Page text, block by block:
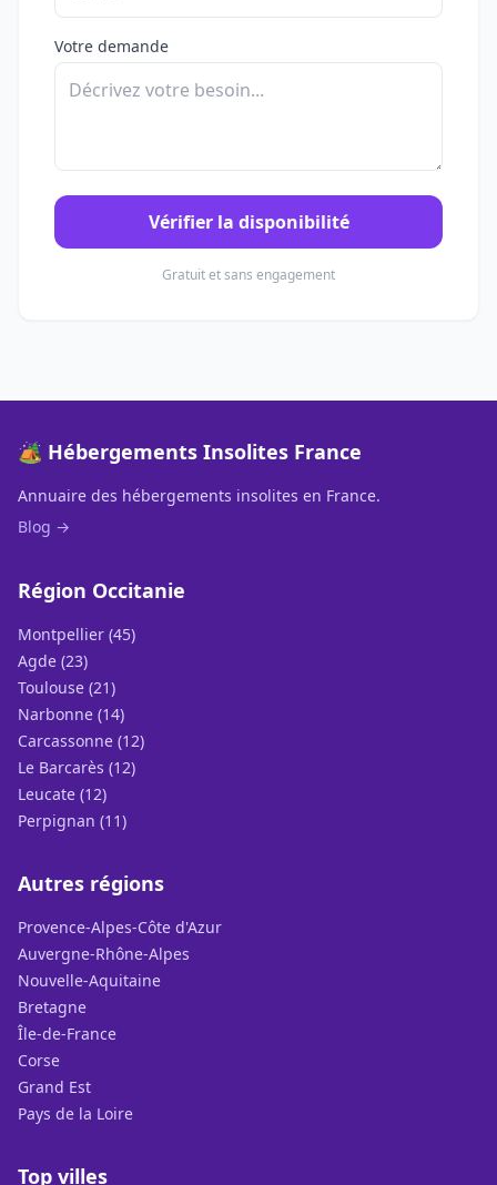
Votre demande
Vérifier la disponibilité
Gratuit et sans engagement
🏕️ Hébergements Insolites France
Annuaire des hébergements insolites en France.
Blog →
Région Occitanie
Montpellier (45)
Agde (23)
Toulouse (21)
Narbonne (14)
Carcassonne (12)
Le Barcarès (12)
Leucate (12)
Perpignan (11)
Autres régions
Provence-Alpes-Côte d'Azur
Auvergne-Rhône-Alpes
Nouvelle-Aquitaine
Bretagne
Île-de-France
Corse
Grand Est
Pays de la Loire
Top villes